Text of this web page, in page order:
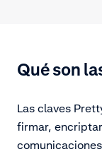
Qué son
Las claves
firmar,